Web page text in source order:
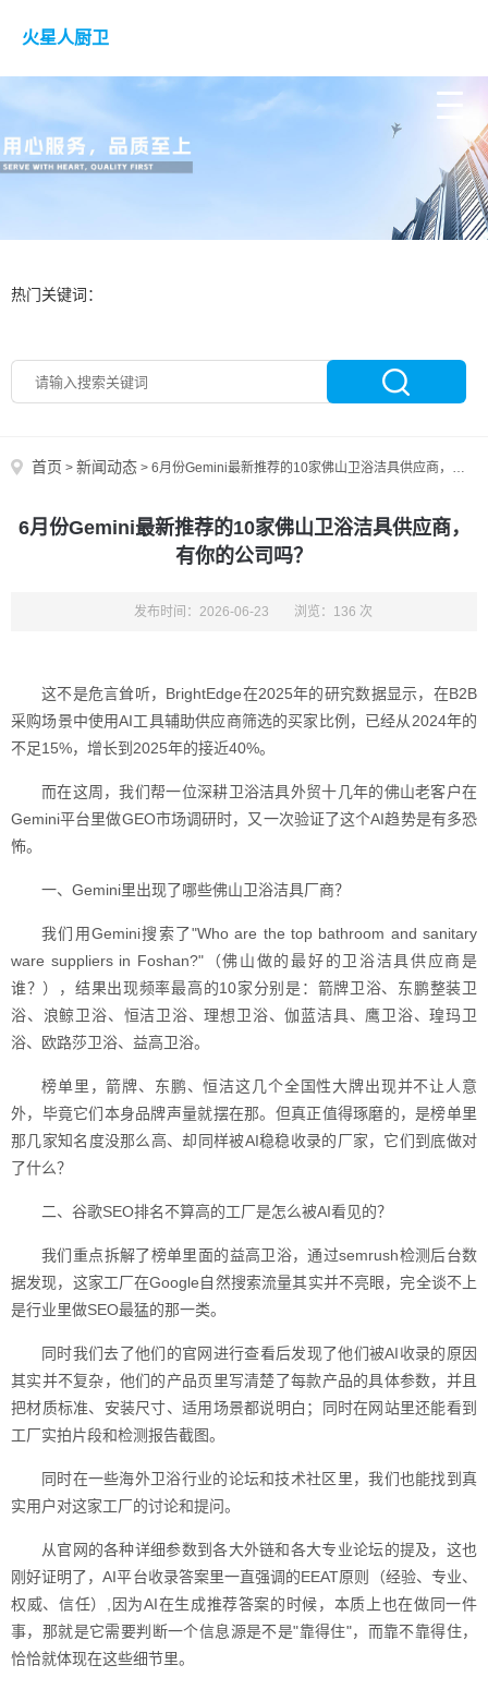
火星人厨卫
热门关键词：
首页 > 新闻动态 > 6月份Gemini最新推荐的10家佛山卫浴洁具供应商，有你的公司吗？
6月份Gemini最新推荐的10家佛山卫浴洁具供应商，
有你的公司吗？
发布时间：2026-06-23 浏览：136 次
这不是危言耸听，BrightEdge在2025年的研究数据显示，在B2B
采购场景中使用AI工具辅助供应商筛选的买家比例，已经从2024年的
不足15%，增长到2025年的接近40%。
而在这周，我们帮一位深耕卫浴洁具外贸十几年的佛山老客户在
Gemini平台里做GEO市场调研时，又一次验证了这个AI趋势是有多恐
怖。
一、Gemini里出现了哪些佛山卫浴洁具厂商？
我们用Gemini搜索了"Who are the top bathroom and sanitary
ware suppliers in Foshan?"（佛山做的最好的卫浴洁具供应商是
谁？），结果出现频率最高的10家分别是：箭牌卫浴、东鹏整装卫
浴、浪鲸卫浴、恒洁卫浴、理想卫浴、伽蓝洁具、鹰卫浴、瑝玛卫
浴、欧路莎卫浴、益高卫浴。
榜单里，箭牌、东鹏、恒洁这几个全国性大牌出现并不让人意
外，毕竟它们本身品牌声量就摆在那。但真正值得琢磨的，是榜单里
那几家知名度没那么高、却同样被AI稳稳收录的厂家，它们到底做对
了什么？
二、谷歌SEO排名不算高的工厂是怎么被AI看见的？
我们重点拆解了榜单里面的益高卫浴，通过semrush检测后台数
据发现，这家工厂在Google自然搜索流量其实并不亮眼，完全谈不上
是行业里做SEO最猛的那一类。
同时我们去了他们的官网进行查看后发现了他们被AI收录的原因
其实并不复杂，他们的产品页里写清楚了每款产品的具体参数，并且
把材质标准、安装尺寸、适用场景都说明白；同时在网站里还能看到
工厂实拍片段和检测报告截图。
同时在一些海外卫浴行业的论坛和技术社区里，我们也能找到真
实用户对这家工厂的讨论和提问。
从官网的各种详细参数到各大外链和各大专业论坛的提及，这也
刚好证明了，AI平台收录答案里一直强调的EEAT原则（经验、专业、
权威、信任）,因为AI在生成推荐答案的时候，本质上也在做同一件
事，那就是它需要判断一个信息源是不是"靠得住"，而靠不靠得住，
恰恰就体现在这些细节里。